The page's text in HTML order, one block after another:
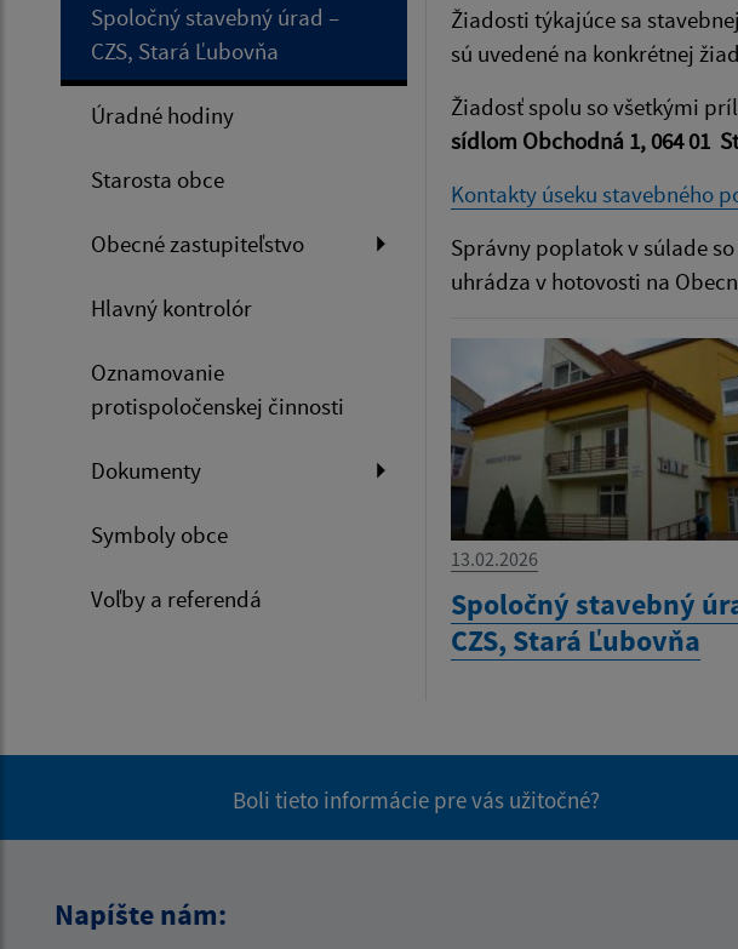
Spoločný stavebný úrad –
CZS, Stará Ľubovňa
Úradné hodiny
Starosta obce
Obecné zastupiteľstvo
Hlavný kontrolór
Oznamovanie
protispoločenskej činnosti
Dokumenty
Symboly obce
Voľby a referendá
Žiadosti týkajúce sa
sú uvedené na konkrétnej
Žiadosť spolu so všetkými
sídlom Obchodná 1, 064 01
Kontakty úseku stavebného
Správny poplatok v súlade
uhrádza v hotovosti na
13.02.2026
Spoločný stavebný
CZS, Stará Ľubovňa
Boli tieto informácie pre vás užitočné?
Napíšte nám: